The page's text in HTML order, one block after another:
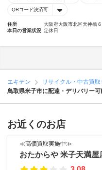
QRコード決済可
住所
大阪府大阪市北区天神橋
本日の営業状況 定休日
エキテン リサイクル・中古買取
鳥取県米子市に配達・デリバリー
お近くのお店
≪高価買取実施中≫
おたからや 米子天満屋